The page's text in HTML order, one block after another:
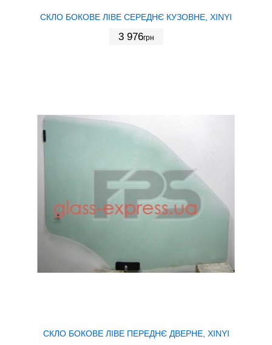
СКЛО БОКОВЕ ЛІВЕ СЕРЕДНЄ КУЗОВНЕ, XINYI
3 976грн
СКЛО БОКОВЕ ЛІВЕ ПЕРЕДНЄ ДВЕРНЕ, XINYI